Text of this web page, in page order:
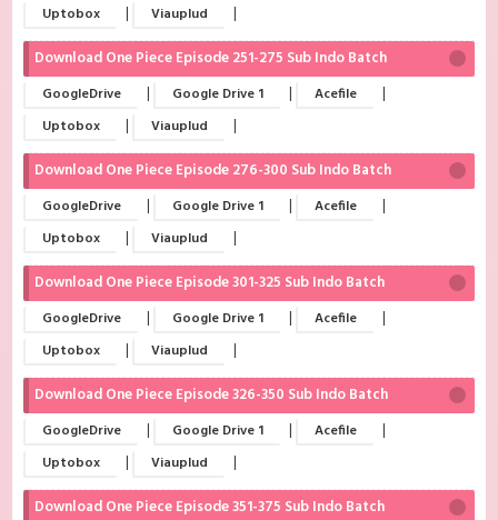
Uptobox | Viauplud
|
Download One Piece Episode 251-275 Sub Indo Batch
GoogleDrive | Google Drive 1 | Acefile |
Uptobox | Viauplud
|
Download One Piece Episode 276-300 Sub Indo Batch
GoogleDrive | Google Drive 1 | Acefile |
Uptobox | Viauplud
|
Download One Piece Episode 301-325 Sub Indo Batch
GoogleDrive | Google Drive 1 | Acefile |
Uptobox | Viauplud
|
Download One Piece Episode 326-350 Sub Indo Batch
GoogleDrive | Google Drive 1 | Acefile |
Uptobox | Viauplud
|
Download One Piece Episode 351-375 Sub Indo Batch